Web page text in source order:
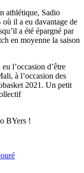
athlétique, Sadio
il a eu davantage de
a été épargné par
en moyenne la saison
l’occasion d’être
à l’occasion des
2021. Un petit
BYers !